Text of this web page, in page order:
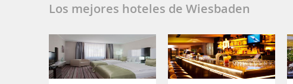
Los mejores hoteles de Wiesbaden